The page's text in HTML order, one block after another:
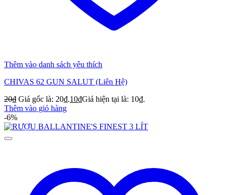
Thêm vào danh sách yêu thích
CHIVAS 62 GUN SALUT (Liên Hệ)
20₫ Giá gốc là: 20₫.10₫Giá hiện tại là: 10₫.
Thêm vào giỏ hàng
-6%